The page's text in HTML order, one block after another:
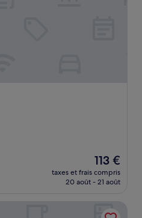
Le
nouveau
prix
de
113 €
113 €
taxes et frais compris
20 août - 21 août